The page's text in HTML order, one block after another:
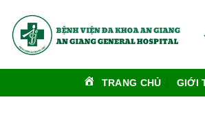
qua
nội
TRANG CHỦ GIỚI